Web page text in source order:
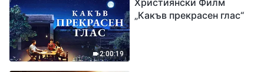
2:00:19
„Какъв прекрасен глас“